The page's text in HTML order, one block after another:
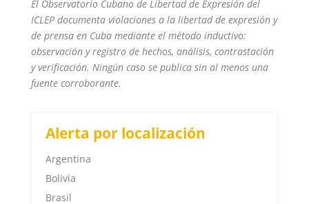
El Observatorio Cubano de Libertad de Expresión del
ICLEP documenta violaciones a la libertad de expresión y
de prensa en Cuba mediante el método inductivo:
observación y registro de hechos, análisis, contrastación
y verificación. Ningún caso se publica sin al menos una
fuente corroborante.
Alerta por localización
Argentina
Bolivia
Brasil